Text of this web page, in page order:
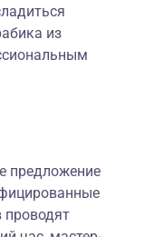
из
предложение
проводят